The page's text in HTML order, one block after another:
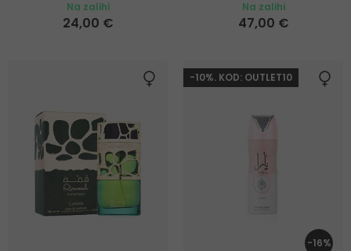
Na zalihi
24,00 €
Na zalihi
47,00 €
-10%. KOD: OUTLET10
-16%